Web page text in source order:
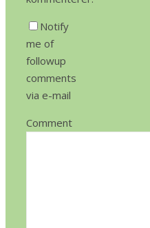
Notify
me of
followup
comments
via e-mail
Comment